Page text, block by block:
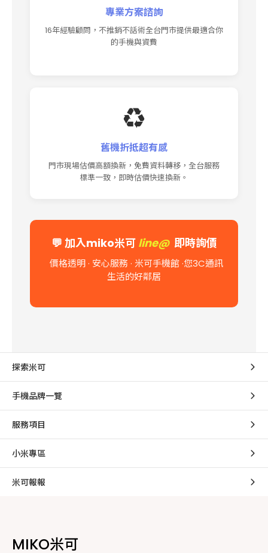
專業方案諮詢
16年經驗顧問，不推銷不話術全台門市提供最適合你
的手機與資費
♻️
舊機折抵超有感
門市現場估價高額換新，免費資料轉移，全台服務
標準一致，即時估價快速換新。
💬 加入miko米可 line@ 即時詢價
價格透明 · 安心服務 · 米可手機館·您3C通訊
生活的好鄰居
探索米可
手機品牌一覽
服務項目
小米專區
米可報報
MIKO米可